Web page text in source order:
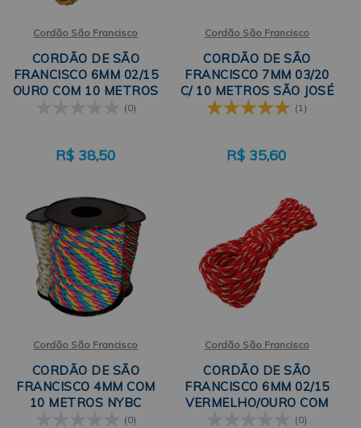
Cordão São Francisco
CORDÃO DE SÃO
FRANCISCO 6MM 02/15
OURO COM 10 METROS
(0)
R$ 38,50
Cordão São Francisco
CORDÃO DE SÃO
FRANCISCO 7MM 03/20
C/ 10 METROS SÃO JOSÉ
(1)
R$ 35,60
Cordão São Francisco
CORDÃO DE SÃO
FRANCISCO 4MM COM
10 METROS NYBC
(0)
Cordão São Francisco
CORDÃO DE SÃO
FRANCISCO 6MM 02/15
VERMELHO/OURO COM
10 METROS SÃO JOSÉ
(0)